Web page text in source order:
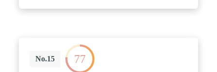
No.15 77